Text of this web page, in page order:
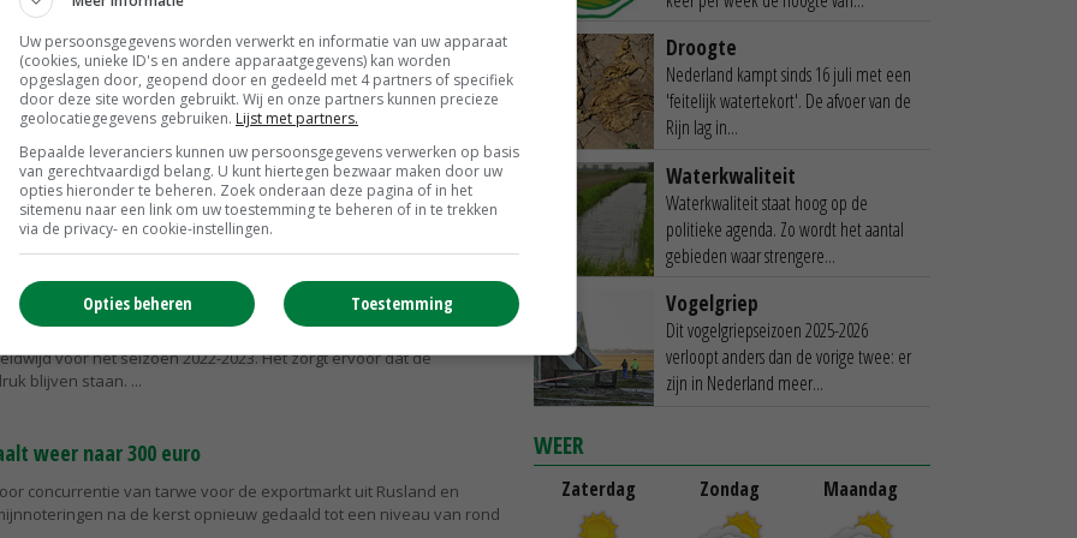
over het aanbod zorgt voor aanhoudende druk op de
bij de internationale grondstofbeurzen. Zowel de Matif in Parijs als
opnieuw...
daalt opnieuw
wereldwijde tarwevoorraad op 1 juli 2023 is met ruim 2 miljoen
tot 265 miljoen ton. Dit is de kleinste voorraad sinds het
op tarwemarkt
prognosecijfers wijzen op een lichte stijging van de
voor het seizoen 2022-2023. Het zorgt ervoor dat de
blijven staan.
weer naar 300 euro
concurrentie van tarwe voor de exportmarkt uit Rusland en
na de kerst opnieuw gedaald tot een niveau van rond
Droogte
Nederland kampt sinds 16 juli met een
'feitelijk watertekort'. De afvoer van de
Rijn lag in...
Waterkwaliteit
Waterkwaliteit staat hoog op de
politieke agenda. Zo wordt het aantal
gebieden waar strengere...
Vogelgriep
Dit vogelgriepseizoen 2025-2026
verloopt anders dan de vorige twee: er
zijn in Nederland meer...
WEER
Zaterdag Zondag Maandag
Uw persoonsgegevens worden verwerkt en informatie van uw apparaat
(cookies, unieke ID's en andere apparaatgegevens) kan worden
opgeslagen door, geopend door en gedeeld met 4 partners of specifiek
door deze site worden gebruikt. Wij en onze partners kunnen precieze
geolocatiegegevens gebruiken. Lijst met partners.
Bepaalde leveranciers kunnen uw persoonsgegevens verwerken op basis
van gerechtvaardigd belang. U kunt hiertegen bezwaar maken door uw
opties hieronder te beheren. Zoek onderaan deze pagina of in het
sitemenu naar een link om uw toestemming te beheren of in te trekken
via de privacy- en cookie-instellingen.
Toestemming
Opties beheren